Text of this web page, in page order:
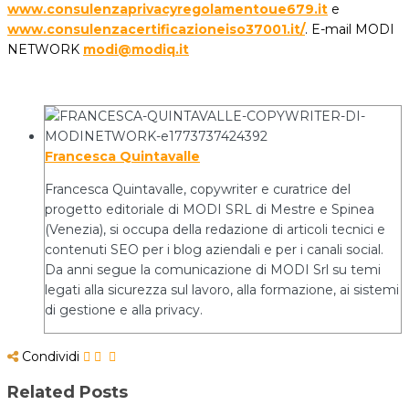
www.consulenzaprivacyregolamentoue679.it e
www.consulenzacertificazioneiso37001.it/. E-mail MODI
NETWORK modi@modiq.it
Francesca Quintavalle
Francesca Quintavalle, copywriter e curatrice del
progetto editoriale di MODI SRL di Mestre e Spinea
(Venezia), si occupa della redazione di articoli tecnici e
contenuti SEO per i blog aziendali e per i canali social.
Da anni segue la comunicazione di MODI Srl su temi
legati alla sicurezza sul lavoro, alla formazione, ai sistemi
di gestione e alla privacy.
Condividi
Related Posts